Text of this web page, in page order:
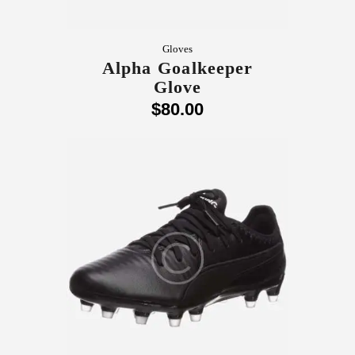
Gloves
Alpha Goalkeeper
Glove
$80.00